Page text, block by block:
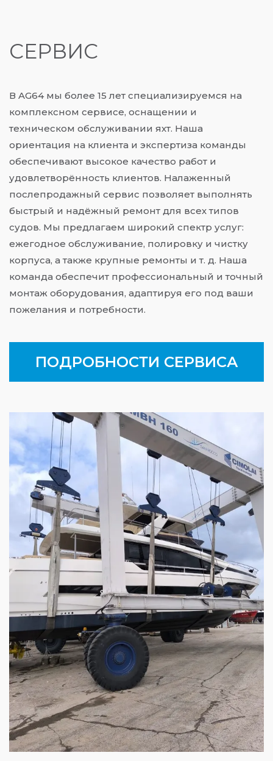
СЕРВИС
В AG64 мы более 15 лет специализируемся на
комплексном сервисе, оснащении и
техническом обслуживании яхт. Наша
ориентация на клиента и экспертиза команды
обеспечивают высокое качество работ и
удовлетворённость клиентов. Налаженный
послепродажный сервис позволяет выполнять
быстрый и надёжный ремонт для всех типов
судов. Мы предлагаем широкий спектр услуг:
ежегодное обслуживание, полировку и чистку
корпуса, а также крупные ремонты и т. д. Наша
команда обеспечит профессиональный и точный
монтаж оборудования, адаптируя его под ваши
пожелания и потребности.
ПОДРОБНОСТИ СЕРВИСА